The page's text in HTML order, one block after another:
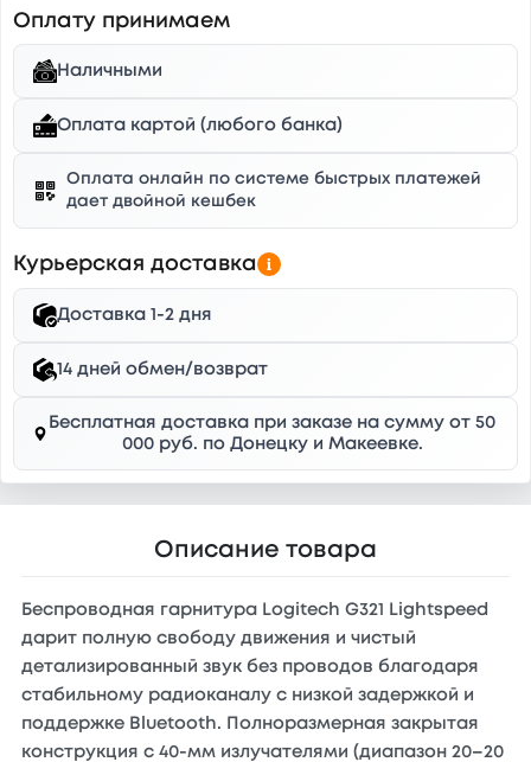
Оплату принимаем
Наличными
Оплата картой (любого банка)
Оплата онлайн по системе быстрых платежей
дает двойной кешбек
Курьерская доставка
Доставка 1-2 дня
14 дней обмен/возврат
Бесплатная доставка при заказе на сумму от 50
000 руб. по Донецку и Макеевке.
Описание товара
Беспроводная гарнитура Logitech G321 Lightspeed
дарит полную свободу движения и чистый
детализированный звук без проводов благодаря
стабильному радиоканалу с низкой задержкой и
поддержке Bluetooth. Полноразмерная закрытая
конструкция с 40-мм излучателями (диапазон 20–20